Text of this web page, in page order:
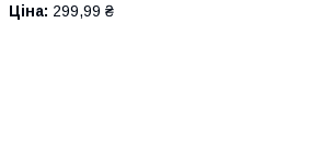
Ціна: 299,99 ₴